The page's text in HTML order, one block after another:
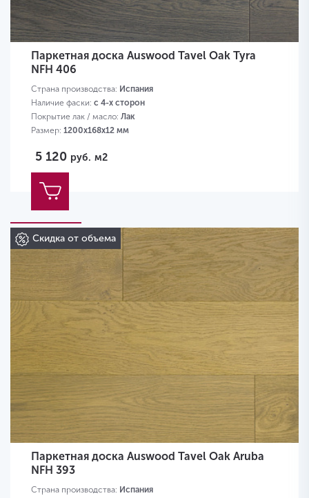
Паркетная доска Auswood Tavel Oak Tyra
NFH 406
Страна производства: Испания
Наличие фаски: с 4-х сторон
Покрытие лак / масло: Лак
Размер: 1200х168х12 мм
5 120 руб. м2
Скидка от объема
Паркетная доска Auswood Tavel Oak Aruba
NFH 393
Страна производства: Испания